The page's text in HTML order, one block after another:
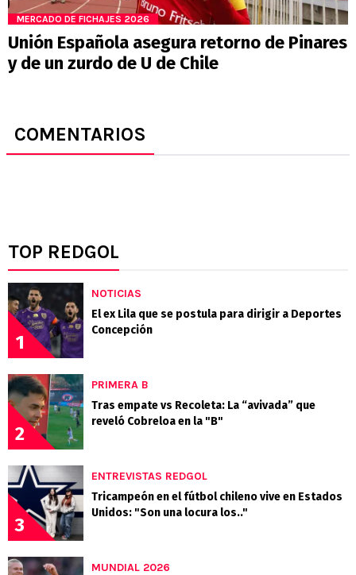
MERCADO DE FICHAJES 2026
Unión Española asegura retorno de Pinares
y de un zurdo de U de Chile
COMENTARIOS
TOP REDGOL
1
NOTICIAS
El ex Lila que se postula para dirigir a Deportes
Concepción
2
PRIMERA B
Tras empate vs Recoleta: La “avivada” que
reveló Cobreloa en la "B"
3
ENTREVISTAS REDGOL
Tricampeón en el fútbol chileno vive en Estados
Unidos: "Son una locura los.."
MUNDIAL 2026